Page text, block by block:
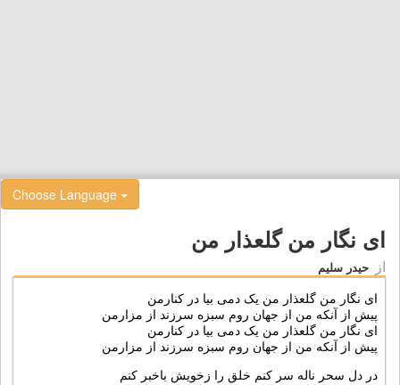
Choose Language
ای نگار من گلعذار من
از حیدر سلیم